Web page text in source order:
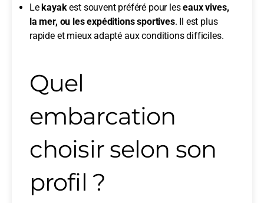
Le kayakest souvent préféré pour leseaux vives,
la mer, ou les expéditions sportives. Il est plus
rapide et mieux adapté aux conditions difficiles.
Quel
embarcation
choisir selon son
profil ?